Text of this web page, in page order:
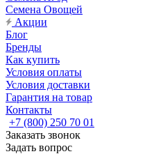
Семена Овощей
Акции
Блог
Бренды
Как купить
Условия оплаты
Условия доставки
Гарантия на товар
Контакты
+7 (800) 250 70 01
Заказать звонок
Задать вопрос